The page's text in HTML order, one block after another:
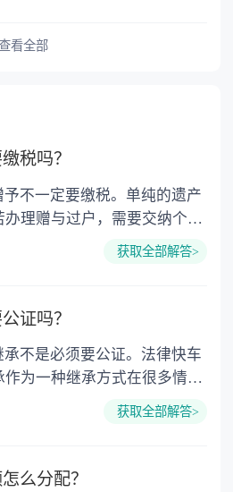
看全部
税吗？
理赠与过户，需要交纳个人
证费。赠与过户是没有增值税
公证费：按房
价的0.05%缴纳 4. 土
产权登记费：
获取全部解答>
证吗？
为一种继承方式在很多情况
的，当然，如果需要公正的也
纠纷，可以对遗产继承进行
获取全部解答>
么分配？